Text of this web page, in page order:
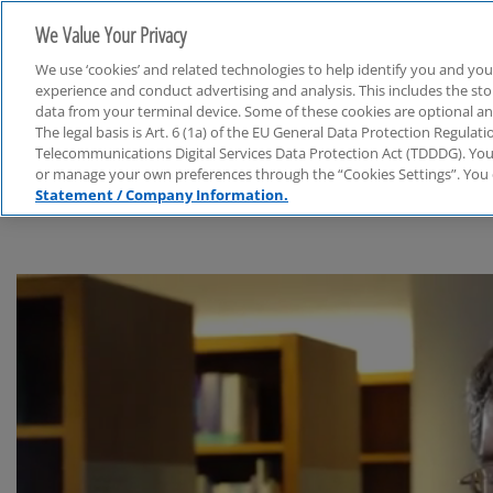
Audit
We Value Your Privacy
We use ‘cookies’ and related technologies to help identify you and
experience and conduct advertising and analysis. This includes the
data from your terminal device. Some of these cookies are optional
The legal basis is Art. 6 (1a) of the EU General Data Protection
Telecommunications Digital Services Data Protection Act (TDDDG).
or manage your own preferences through the “Cookies Settings”.
Statement / Company Information.